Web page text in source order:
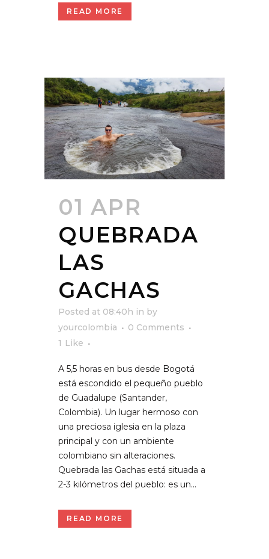
READ MORE
01 APR
QUEBRADA
LAS
GACHAS
Posted at 08:40h in by
yourcolombia
0 Comments
1 Like
A 5,5 horas en bus desde Bogotá
está escondido el pequeño pueblo
de Guadalupe (Santander,
Colombia). Un lugar hermoso con
una preciosa iglesia en la plaza
principal y con un ambiente
colombiano sin alteraciones.
Quebrada las Gachas está situada a
2-3 kilómetros del pueblo: es un...
READ MORE